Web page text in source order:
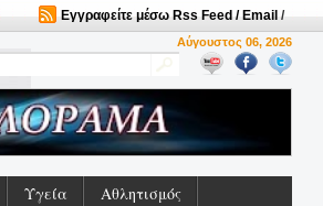
Εγγραφείτε μέσω Rss Feed / Email /
Αύγουστος 06, 2026
Υγεία
Αθλητισμός